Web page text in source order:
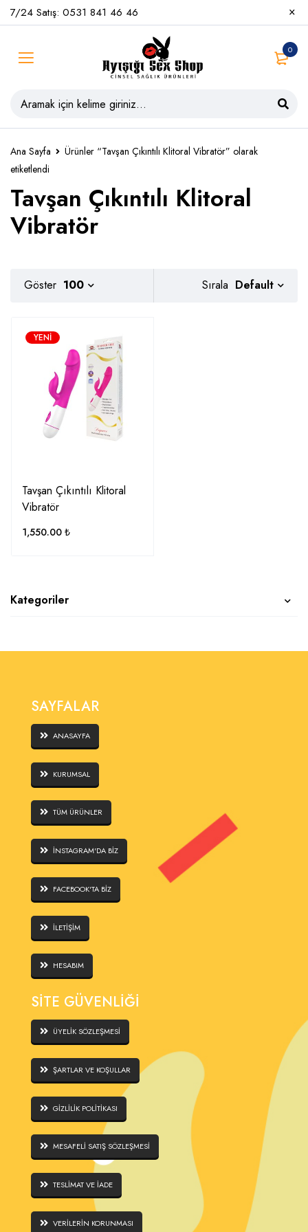
7/24 Satış: 0531 841 46 46
0
Ana Sayfa
Ürünler “Tavşan Çıkıntılı Klitoral Vibratör” olarak
etiketlendi
Tavşan Çıkıntılı Klitoral
Vibratör
Kategoriler
Sırala Default
Göster 100
YENI
Tavşan Çıkıntılı Klitoral
Vibratör
1,550.00 ₺
SAYFALAR
ANASAYFA
KURUMSAL
TÜM ÜRÜNLER
İNSTAGRAM'DA BİZ
FACEBOOK'TA BİZ
İLETİŞİM
HESABIM
SİTE GÜVENLİĞİ
ÜYELİK SÖZLEŞMESİ
ŞARTLAR VE KOŞULLAR
GİZLİLİK POLİTİKASI
MESAFELİ SATIŞ SÖZLEŞMESİ
TESLİMAT VE İADE
VERİLERİN KORUNMASI